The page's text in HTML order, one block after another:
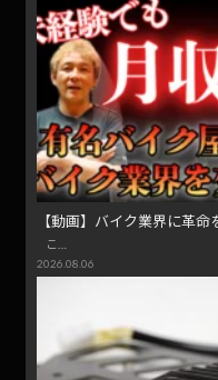
【動画】バイク業界に革命
こ…
2026.08.06